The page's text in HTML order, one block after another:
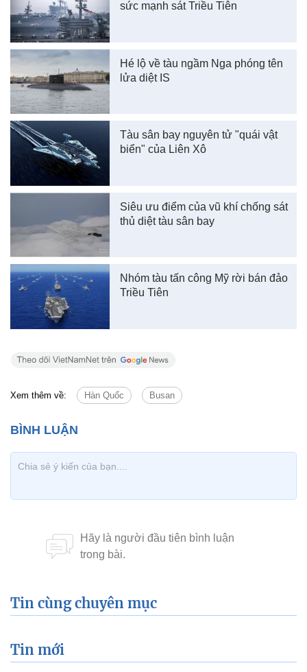
sức mạnh sát Triều Tiên
Hé lộ về tàu ngầm Nga phóng tên
lửa diệt IS
Tàu sân bay nguyên tử "quái vật
biển" của Liên Xô
Siêu ưu điểm của vũ khí chống sát
thủ diệt tàu sân bay
Nhóm tàu tấn công Mỹ rời bán đảo
Triều Tiên
Xem thêm về: Hàn Quốc Busan
Tin cùng chuyên mục
Tin mới